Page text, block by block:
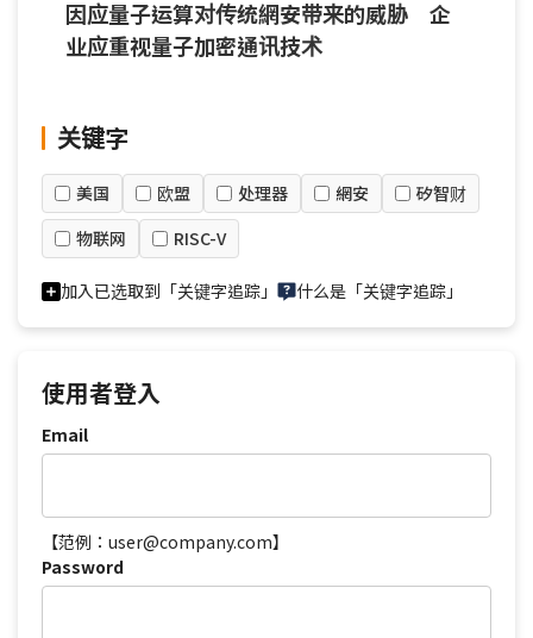
因应量子运算对传统網安带来的威胁 企
业应重视量子加密通讯技术
关键字
美国 欧盟 处理器 網安
矽智财
物联网
RISC-V
加入已选取到「关键字追踪」 什么是「关键字追踪」
使用者登入
Email
【范例：user@company.com】
Password